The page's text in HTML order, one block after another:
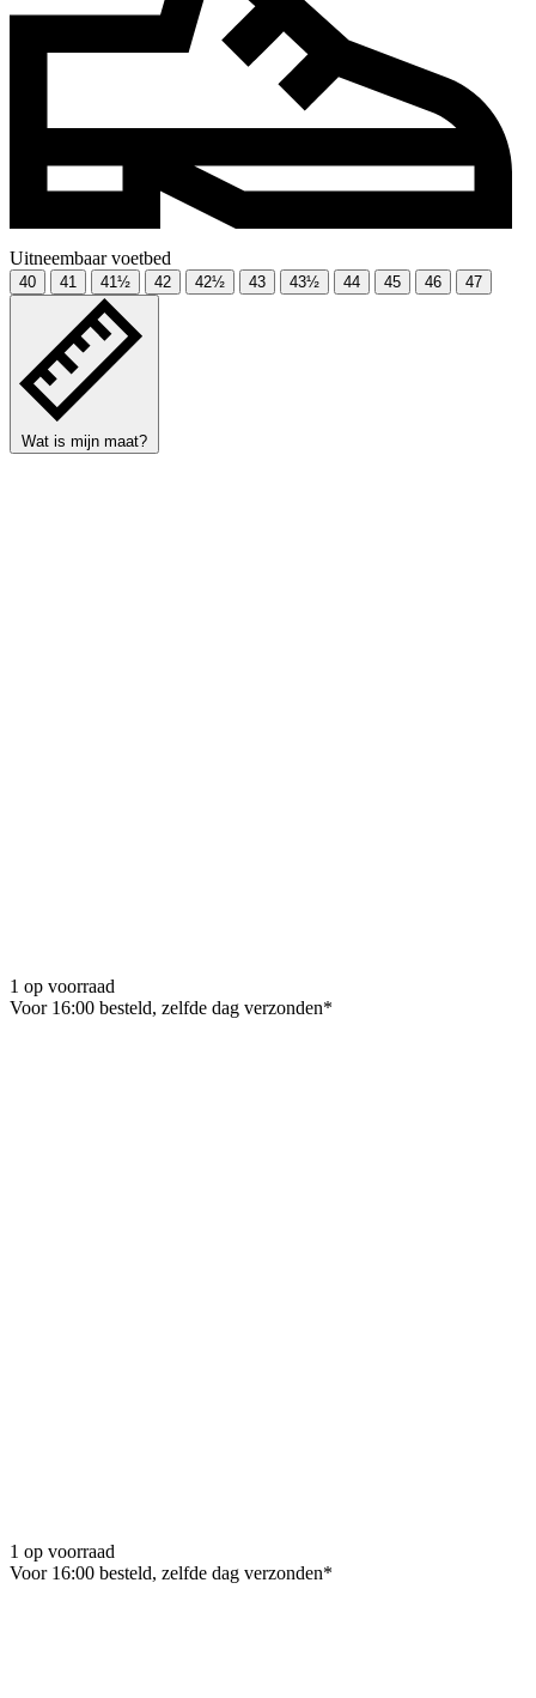
Uitneembaar voetbed
40 41 41½ 42 42½ 43 43½ 44 45 46 47
Wat is mijn maat?
1 op voorraad
Voor 16:00 besteld, zelfde dag verzonden*
1 op voorraad
Voor 16:00 besteld, zelfde dag verzonden*